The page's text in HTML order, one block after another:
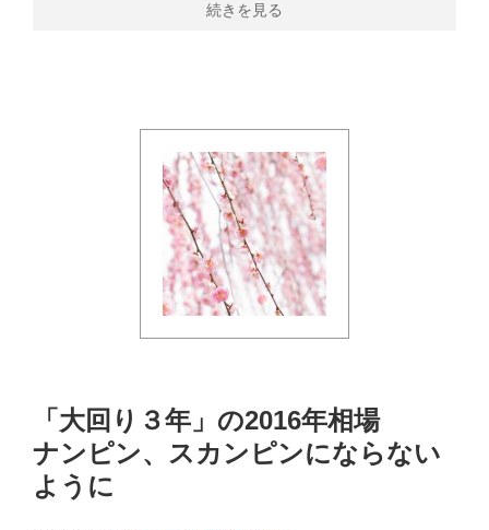
続きを見る
「大回り３年」の2016年相場
ナンピン、スカンピンにならない
ように